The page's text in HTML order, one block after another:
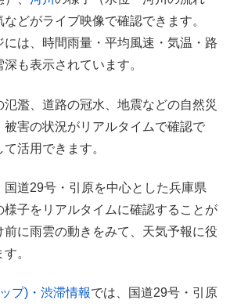
どがライブ映像で確認できます。
には、時間雨量・平均風速・気温・路
も表示されています。
濫、道路の冠水、地震などの自然災
被害の状況がリアルタイムで確認で
活用できます。
国道29号・引原を中心とした兵庫県
様子をリアルタイムに確認することが
前に雨雲の動きをみて、天気予報に役
。
プ)・渋滞情報では、国道29号・引原